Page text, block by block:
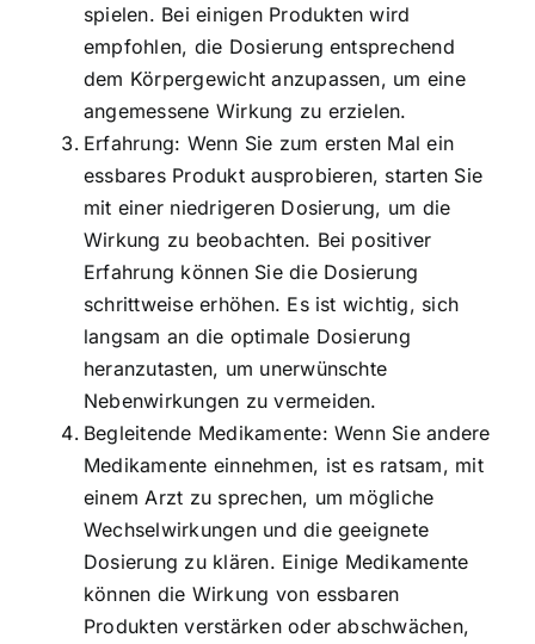
spielen. Bei einigen Produkten wird
empfohlen, die Dosierung entsprechend
dem Körpergewicht anzupassen, um eine
angemessene Wirkung zu erzielen.
Erfahrung: Wenn Sie zum ersten Mal ein
essbares Produkt ausprobieren, starten Sie
mit einer niedrigeren Dosierung, um die
Wirkung zu beobachten. Bei positiver
Erfahrung können Sie die Dosierung
schrittweise erhöhen. Es ist wichtig, sich
langsam an die optimale Dosierung
heranzutasten, um unerwünschte
Nebenwirkungen zu vermeiden.
Begleitende Medikamente: Wenn Sie andere
Medikamente einnehmen, ist es ratsam, mit
einem Arzt zu sprechen, um mögliche
Wechselwirkungen und die geeignete
Dosierung zu klären. Einige Medikamente
können die Wirkung von essbaren
Produkten verstärken oder abschwächen,